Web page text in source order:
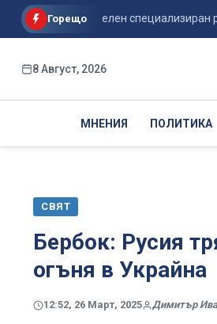
Горещо
допълнителен специализиран радар
8 Август, 2026
МНЕНИЯ ПОЛИТИКА
СВЯТ
Бербок: Русия
огъня в Украйна
12:52, 26 Март, 2025 Димитър